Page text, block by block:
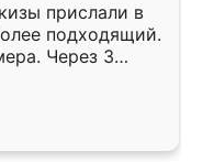
прислали в
подходящий.
Через 3
Остались
Ренессанс